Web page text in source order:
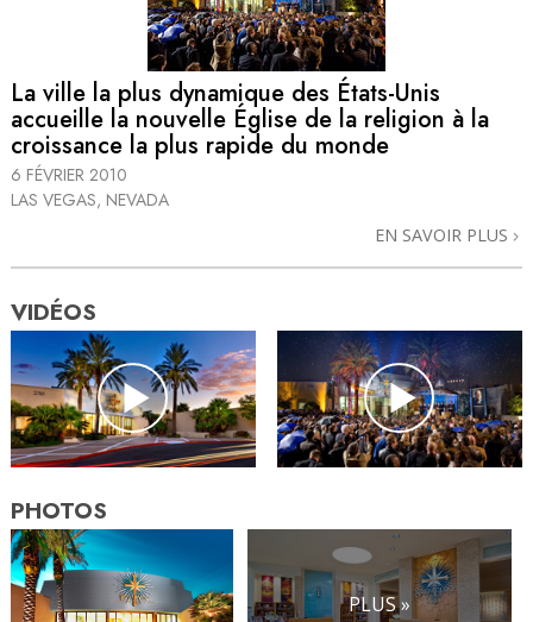
La ville la plus dynamique des États-Unis
accueille la nouvelle Église de la religion à la
croissance la plus rapide du monde
6 FÉVRIER 2010
LAS VEGAS, NEVADA
EN SAVOIR PLUS
VIDÉOS
PHOTOS
PLUS »